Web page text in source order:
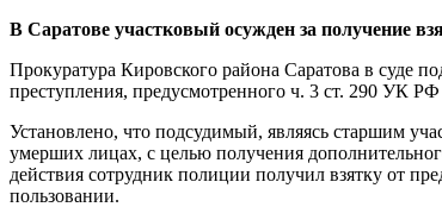
В Саратове участковый осужден за получение
Прокуратура Кировского района Саратова в суде
преступления, предусмотренного ч. 3 ст. 290 УК
Установлено, что подсудимый, являясь старшим
умерших лицах, с целью получения
действия сотрудник полиции получил взятку от
пользовании.